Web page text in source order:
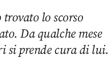
lo scorso
Da qualche mese
si prende cura di lui.